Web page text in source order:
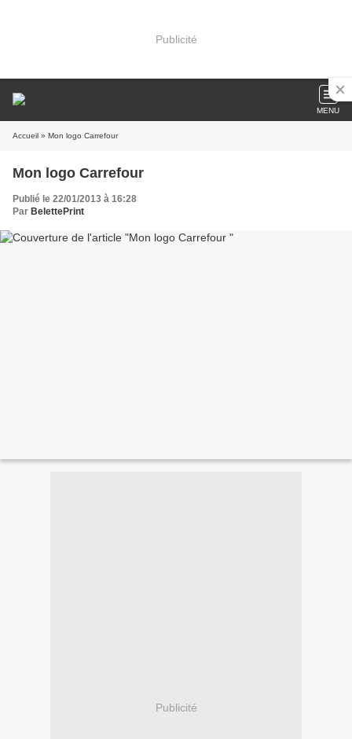
Publicité
MENU
Accueil » Mon logo Carrefour
Mon logo Carrefour
Publié le 22/01/2013 à 16:28
Par BelettePrint
Publicité